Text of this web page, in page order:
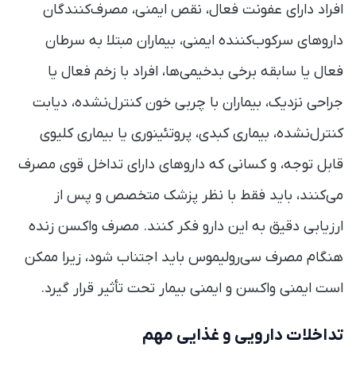
افراد دارای عفونت فعال، نقص ایمنی، مصرف‌کنندگان
داروهای سرکوب‌کننده ایمنی، بیماران مبتلا به سرطان
فعال یا سابقه برخی بدخیمی‌ها، افراد با زخم فعال یا
جراحی نزدیک، بیماران با چربی خون کنترل‌نشده، دیابت
کنترل‌نشده، بیماری کبدی، پروتئینوری یا بیماری کلیوی
قابل توجه، و کسانی که داروهای دارای تداخل قوی مصرف
می‌کنند، باید فقط با نظر پزشک متخصص و پس از
ارزیابی دقیق به این دارو فکر کنند. مصرف واکسن زنده
هنگام مصرف سی‌رولیموس باید اجتناب شود، زیرا ممکن
است ایمنی واکسن و ایمنی بیمار تحت تأثیر قرار گیرد.
تداخلات دارویی و غذایی مهم